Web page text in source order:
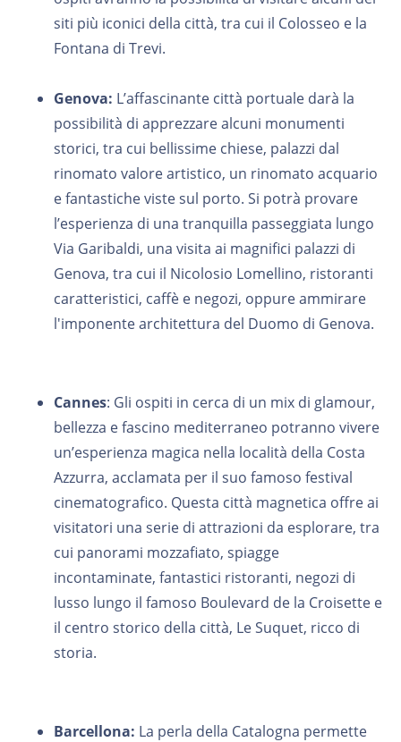
siti più iconici della città, tra cui il Colosseo e la
Fontana di Trevi.
Genova: L’affascinante città portuale darà la
possibilità di apprezzare alcuni monumenti
storici, tra cui bellissime chiese, palazzi dal
rinomato valore artistico, un rinomato acquario
e fantastiche viste sul porto. Si potrà provare
l’esperienza di una tranquilla passeggiata lungo
Via Garibaldi, una visita ai magnifici palazzi di
Genova, tra cui il Nicolosio Lomellino, ristoranti
caratteristici, caffè e negozi, oppure ammirare
l'imponente architettura del Duomo di Genova.
Cannes: Gli ospiti in cerca di un mix di glamour,
bellezza e fascino mediterraneo potranno vivere
un’esperienza magica nella località della Costa
Azzurra, acclamata per il suo famoso festival
cinematografico. Questa città magnetica offre ai
visitatori una serie di attrazioni da esplorare, tra
cui panorami mozzafiato, spiagge
incontaminate, fantastici ristoranti, negozi di
lusso lungo il famoso Boulevard de la Croisette e
il centro storico della città, Le Suquet, ricco di
storia.
Barcellona: La perla della Catalogna permette